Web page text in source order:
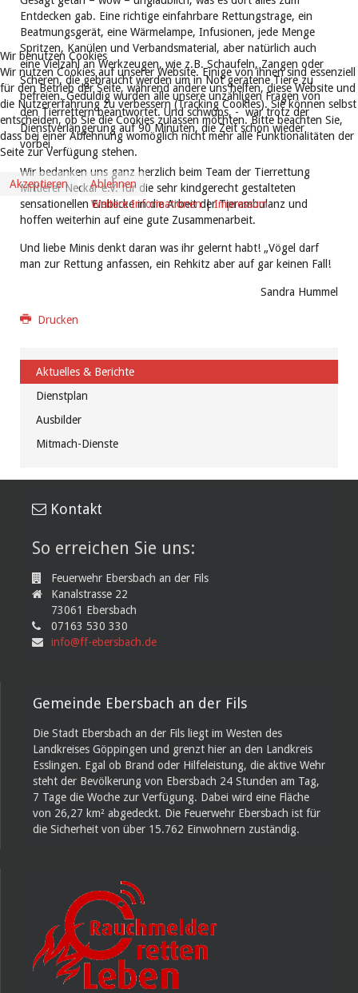
Entdecken gab. Eine richtige einfahrbare Rettungstrage, ein
Beatmungsgerät, eine Wärmelampe, Infusionen, jede Menge
Spritzen, Kanülen und Verbandsmaterial, aber natürlich auch
eine Vielzahl an Werkzeugen, wie z.B. Schaufeln, Zangen oder
Scheren, die gebraucht werden um in Not geratene Tiere zu
befreien. Geduldig wurden alle unsere unzähligen Fragen von
den Tierrettern beantwortet. Und schwups, - war trotz der
Dienstverlängerung auf 90 Minuten, die Zeit schon wieder
vorbei.
Wir bedanken uns ganz herzlich beim Team der Tierrettung
Mittlerer Neckar e.V. für die sehr kindgerecht gestalteten
sensationellen Einblicke in die Arbeit der Tierambulanz und
hoffen weiterhin auf eine gute Zusammenarbeit.
Und liebe Minis denkt daran was ihr gelernt habt! „Vögel darf
man zur Rettung anfassen, ein Rehkitz aber auf gar keinen Fall!
Sandra Hummel
Drucken
Aktuelles & Berichte
Dienstplan
Ausbilder
Mitmach-Dienste
Kontakt
So erreichen Sie uns:
Feuerwehr Ebersbach an der Fils
Kanalstrasse 22
73061 Ebersbach
07163 530 330
info@ff-ebersbach.de
Gemeinde Ebersbach an der Fils
Die Stadt Ebersbach an der Fils liegt im Westen des
Landkreises Göppingen und grenzt hier an den Landkreis
Esslingen. Egal ob Brand oder Hilfeleistung, die aktive Wehr
steht der Bevölkerung von Ebersbach 24 Stunden am Tag,
7 Tage die Woche zur Verfügung. Dabei wird eine Fläche
von 26,27 km² abgedeckt. Die Feuerwehr Ebersbach ist für
die Sicherheit von über 15.762 Einwohnern zuständig.
Wir benutzen Cookies
Wir nutzen Cookies auf unserer Website. Einige von ihnen sind essenziell
für den Betrieb der Seite, während andere uns helfen, diese Website und
die Nutzererfahrung zu verbessern (Tracking Cookies). Sie können selbst
entscheiden, ob Sie die Cookies zulassen möchten. Bitte beachten Sie,
dass bei einer Ablehnung womöglich nicht mehr alle Funktionalitäten der
Seite zur Verfügung stehen.
Akzeptieren
Ablehnen
Weitere Informationen|Impressum